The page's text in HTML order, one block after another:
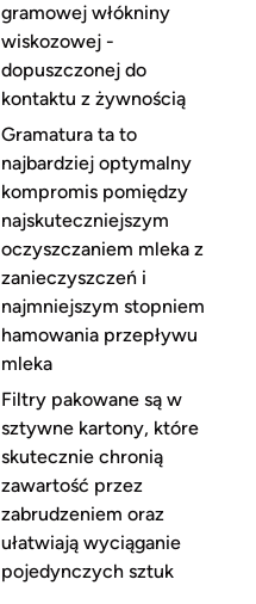
gramowej włókniny
wiskozowej -
dopuszczonej do
kontaktu z żywnością
Gramatura ta to
najbardziej optymalny
kompromis pomiędzy
najskuteczniejszym
oczyszczaniem mleka z
zanieczyszczeń i
najmniejszym stopniem
hamowania przepływu
mleka
Filtry pakowane są w
sztywne kartony, które
skutecznie chronią
zawartość przez
zabrudzeniem oraz
ułatwiają wyciąganie
pojedynczych sztuk